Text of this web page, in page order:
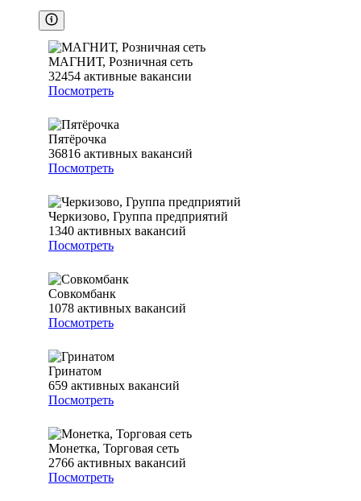
МАГНИТ, Розничная сеть
32454 активные вакансии
Посмотреть
Пятёрочка
36816 активных вакансий
Посмотреть
Черкизово, Группа предприятий
1340 активных вакансий
Посмотреть
Совкомбанк
1078 активных вакансий
Посмотреть
Гринатом
659 активных вакансий
Посмотреть
Монетка, Торговая сеть
2766 активных вакансий
Посмотреть